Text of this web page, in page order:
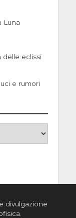
Luna
delle eclissi
e rumori
divulgazione